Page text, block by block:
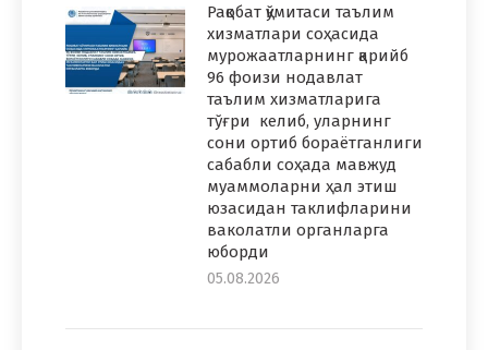
Рақобат қўмитаси таълим
хизматлари соҳасида
мурожаатларнинг қарийб
96 фоизи нодавлат
таълим хизматларига
тўғри келиб, уларнинг
сони ортиб бораётганлиги
сабабли соҳада мавжуд
муаммоларни ҳал этиш
юзасидан таклифларини
ваколатли органларга
юборди
05.08.2026